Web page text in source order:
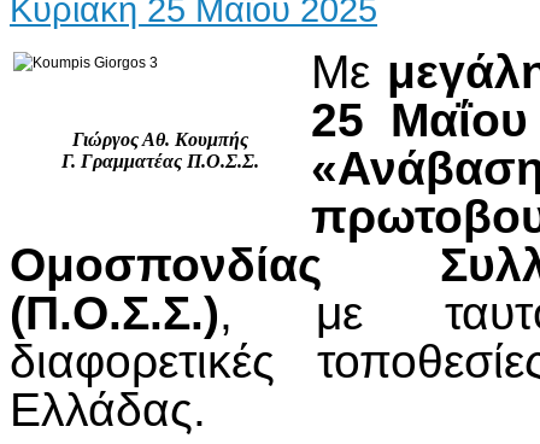
Γιώργος Αθ. Κουμπής
Γ. Γραμματέας Π.Ο.Σ.Σ.
Με
25
Ομοσπονδίας
(Π.Ο.Σ.Σ.), με
διαφορετικές
Ελλάδας.